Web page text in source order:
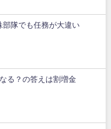
部隊でも任務が大違い
る？の答えは割増金